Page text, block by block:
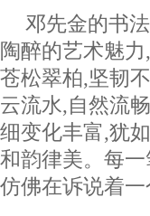
邓先金的书
陶醉的艺术魅
苍松翠柏,坚韧
云流水,自然流
细变化丰富,犹
和韵律美。每
仿佛在诉说着一